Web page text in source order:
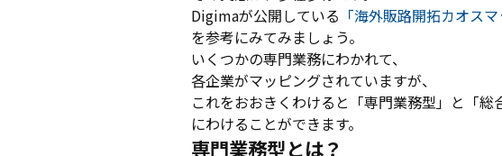
Digimaが公開している 「海外販路開拓カオスマ
を参考にみてみましょう。
いくつかの専門業務にわかれて、
各企業がマッピングされていますが、
これをおおきくわけると「専門業務型」と「総
にわけることができます。
専門業務型とは？